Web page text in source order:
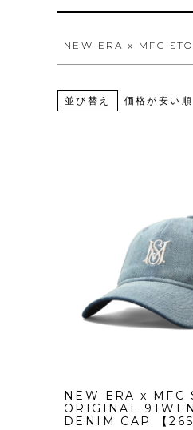
NEW ERA x MFC
並び替え 価格が安い順
NEW ERA x MFC
ORIGINAL
DENIM CAP 【